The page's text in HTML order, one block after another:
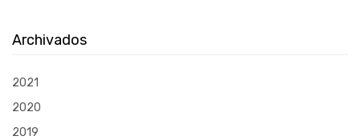
Archivados
2021
2020
2019